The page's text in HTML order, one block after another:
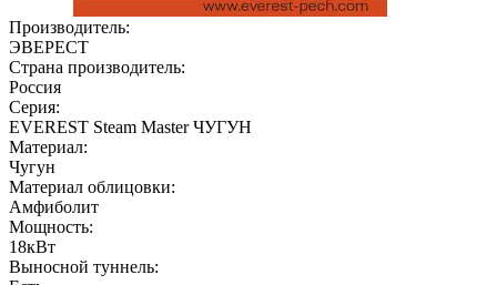
Производитель:
ЭВЕРЕСТ
Страна производитель:
Россия
Серия:
EVEREST Steam Master ЧУГУН
Материал:
Чугун
Материал облицовки:
Амфиболит
Мощность:
18кВт
Выносной туннель: